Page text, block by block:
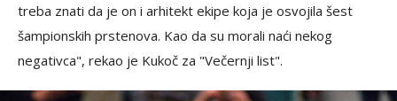
treba znati da je on i arhitekt ekipe koja je osvojila šest
šampionskih prstenova. Kao da su morali naći nekog
negativca", rekao je Kukoč za "Večernji list".